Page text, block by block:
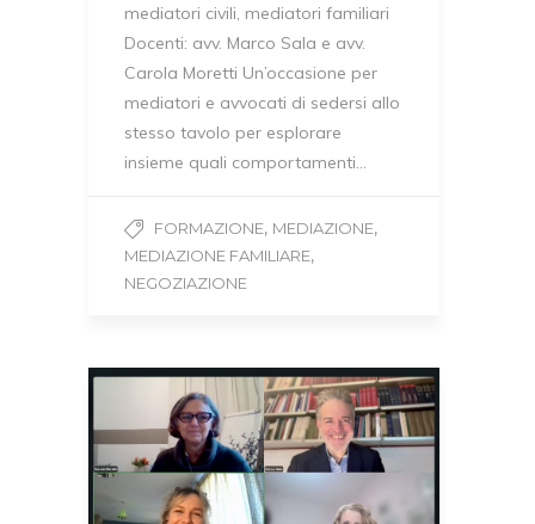
mediatori civili, mediatori familiari
Docenti: avv. Marco Sala e avv.
Carola Moretti Un’occasione per
mediatori e avvocati di sedersi allo
stesso tavolo per esplorare
insieme quali comportamenti…
FORMAZIONE, MEDIAZIONE,
MEDIAZIONE FAMILIARE,
NEGOZIAZIONE